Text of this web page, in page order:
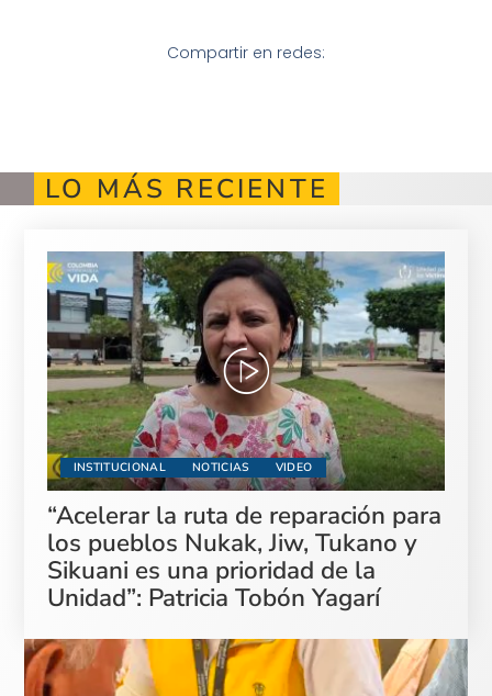
Compartir en redes:
LO MÁS RECIENTE
INSTITUCIONAL NOTICIAS VIDEO
“Acelerar la ruta de reparación para
los pueblos Nukak, Jiw, Tukano y
Sikuani es una prioridad de la
Unidad”: Patricia Tobón Yagarí